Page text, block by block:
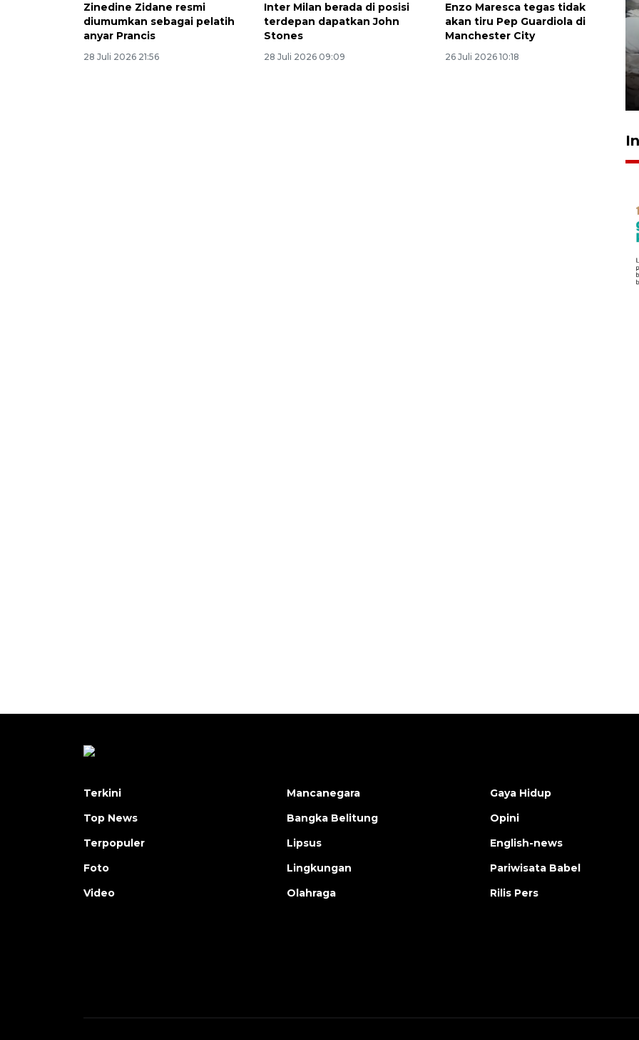
Zinedine Zidane resmi
diumumkan sebagai pelatih
anyar Prancis
28 Juli 2026 21:56
Inter Milan berada di posisi
terdepan dapatkan John
Stones
28 Juli 2026 09:09
Enzo Maresca tegas tidak
akan tiru Pep Guardiola di
Manchester City
26 Juli 2026 10:18
BPBD Pangkalpinang
siagakan air bersih hadapi
Terkini
Top News
Terpopuler
Foto
Video
Mancanegara
Bangka Belitung
Lipsus
Lingkungan
Olahraga
Gaya Hidup
Opini
English-news
Pariwisata Babel
Rilis Pers